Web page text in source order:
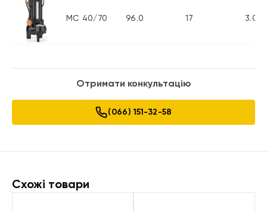
MC 40/70 96.0 17 3.0
Отримати конкультацію
(066) 151-32-58
Схожі товари